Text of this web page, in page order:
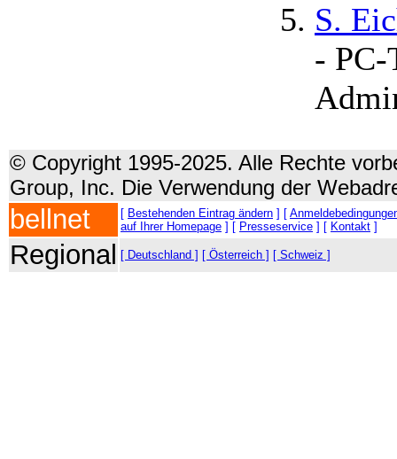
S.
- PC-
© Copyright 1995-2025. Alle Rechte
Group, Inc. Die Verwendung der
bellnet [ Bestehenden Eintrag ändern ] [
auf Ihrer Homepage ] [ Presseservice ] [ Kontakt ]
Regional [ Deutschland ] [ Österreich ] [ Schweiz ]